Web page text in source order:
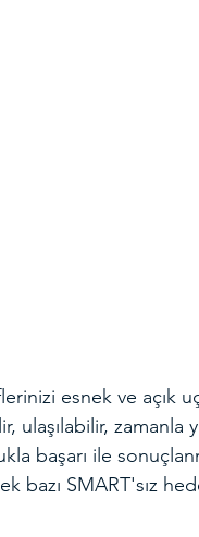
esnek ve açık
zamanla
başarı ile
bazı SMART'sız